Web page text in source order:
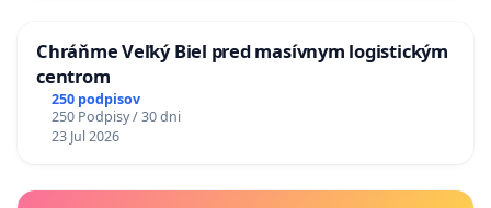
Chráňme Veľký Biel pred masívnym logistickým
centrom
250 podpisov
250 Podpisy / 30 dni
23 Jul 2026